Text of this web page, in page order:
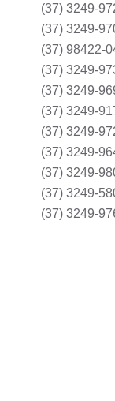
(37) 3249-
(37) 3249-
(37) 98422-
(37) 3249-
(37) 3249-
(37) 3249-
(37) 3249-
(37) 3249-
(37) 3249-
(37) 3249-
(37) 3249-